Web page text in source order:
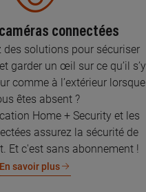
connectées
des solutions pour sécuriser
garder un œil sur ce qu’il s’y
comme à l’extérieur lorsque
êtes absent ?
Home + Security et les
assurez la sécurité de
Et c'est sans abonnement !
En savoir plus